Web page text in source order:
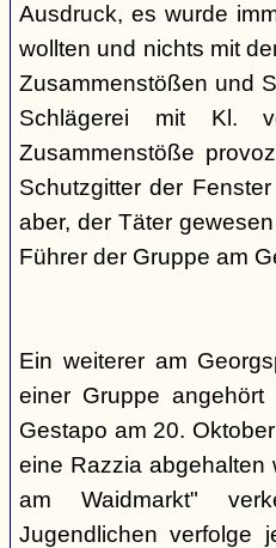
Ausdruck, es wurde
wollten und nichts mit
Zusammenstößen und
Schlägerei mit Kl.
Zusammenstöße
Schutzgitter der
aber, der Täter
Führer der Gruppe am
Ein weiterer am
einer Gruppe
Gestapo am 20.
eine Razzia abgehalten
am Waidmarkt"
Jugendlichen verfolge